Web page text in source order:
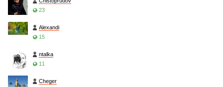
23
Alexandi
15
ntalka
11
Cheger